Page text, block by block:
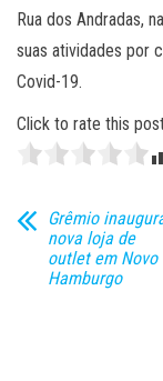
Rua dos Andradas,
suas atividades por
Covid-19.
Click to rate this
Grêmio
nova loja de
outlet em Novo
Hamburgo